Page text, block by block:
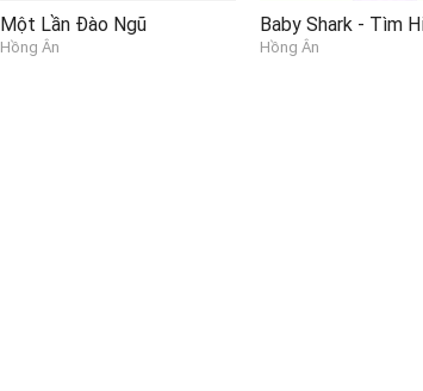
Một Lần Đào Ngũ
Hồng Ân Hồng Ân